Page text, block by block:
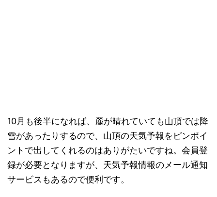
10月も後半になれば、麓が晴れていても山頂では降
雪があったりするので、山頂の天気予報をピンポイ
ントで出してくれるのはありがたいですね。会員登
録が必要となりますが、天気予報情報のメール通知
サービスもあるので便利です。